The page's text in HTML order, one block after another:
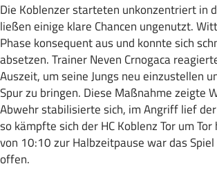
Die Koblenzer starteten unkonzentriert in
ließen einige klare Chancen ungenutzt.
Phase konsequent aus und konnte sich
absetzen. Trainer Neven Crnogaca
Auszeit, um seine Jungs neu einzustellen
Spur zu bringen. Diese Maßnahme zeigte
Abwehr stabilisierte sich, im Angriff lief
so kämpfte sich der HC Koblenz Tor um
von 10:10 zur Halbzeitpause war das
offen.